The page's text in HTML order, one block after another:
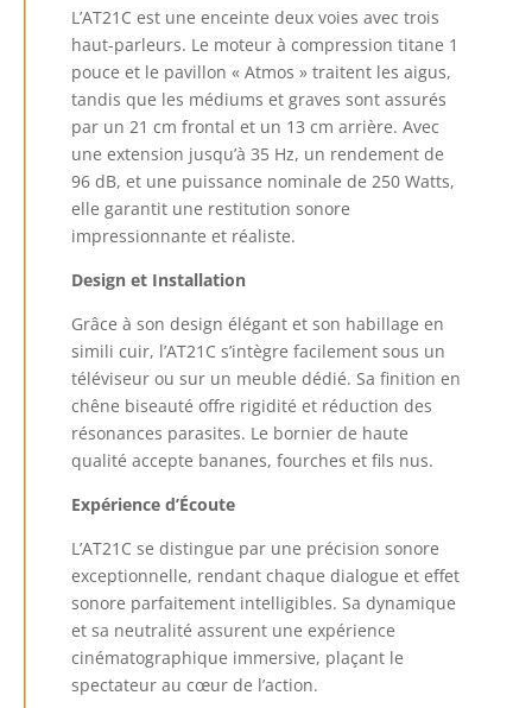
L’AT21C est une enceinte deux voies avec trois
haut-parleurs. Le moteur à compression titane 1
pouce et le pavillon « Atmos » traitent les aigus,
tandis que les médiums et graves sont assurés
par un 21 cm frontal et un 13 cm arrière. Avec
une extension jusqu’à 35 Hz, un rendement de
96 dB, et une puissance nominale de 250 Watts,
elle garantit une restitution sonore
impressionnante et réaliste.
Design et Installation
Grâce à son design élégant et son habillage en
simili cuir, l’AT21C s’intègre facilement sous un
téléviseur ou sur un meuble dédié. Sa finition en
chêne biseauté offre rigidité et réduction des
résonances parasites. Le bornier de haute
qualité accepte bananes, fourches et fils nus.
Expérience d’Écoute
L’AT21C se distingue par une précision sonore
exceptionnelle, rendant chaque dialogue et effet
sonore parfaitement intelligibles. Sa dynamique
et sa neutralité assurent une expérience
cinématographique immersive, plaçant le
spectateur au cœur de l’action.